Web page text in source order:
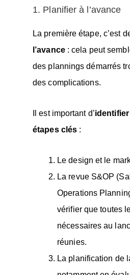
1. Planifier à l’avance
La première étape, c’est
l’avance: cela peut
des plannings démarrés
des complications.
Il est important d’
étapes clés :
Le design et le
La revue S&OP
Operations
vérifier que toutes
nécessaires au
réunies.
La planification de